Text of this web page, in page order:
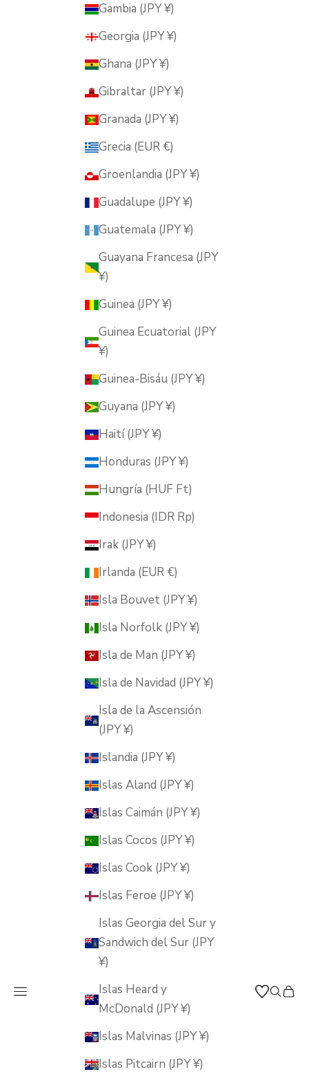
MUSUBI KILN
Abrir menú de navegación Abrir
Gambia (JPY ¥)
Georgia (JPY ¥)
Ghana (JPY ¥)
Gibraltar (JPY ¥)
Granada (JPY ¥)
Grecia (EUR €)
Groenlandia (JPY ¥)
Guadalupe (JPY ¥)
Guatemala (JPY ¥)
Guayana Francesa (JPY
¥)
Guinea (JPY ¥)
Guinea Ecuatorial (JPY
¥)
Guinea-Bisáu (JPY ¥)
Guyana (JPY ¥)
Haití (JPY ¥)
Honduras (JPY ¥)
Hungría (HUF Ft)
Indonesia (IDR Rp)
Irak (JPY ¥)
Irlanda (EUR €)
Isla Bouvet (JPY ¥)
Isla Norfolk (JPY ¥)
Isla de Man (JPY ¥)
Isla de Navidad (JPY ¥)
Isla de la Ascensión
(JPY ¥)
Islandia (JPY ¥)
Islas Aland (JPY ¥)
Islas Caimán (JPY ¥)
Islas Cocos (JPY ¥)
Islas Cook (JPY ¥)
Islas Feroe (JPY ¥)
Islas Georgia del Sur y
Sandwich del Sur (JPY
¥)
Islas Heard y
McDonald (JPY ¥)
Islas Malvinas (JPY ¥)
Islas Pitcairn (JPY ¥)